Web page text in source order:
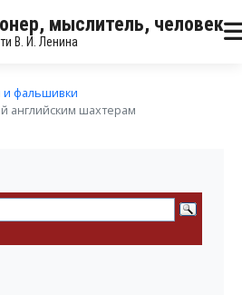
мыслитель, человек
В. И. Ленина
фальшивки
английским шахтерам